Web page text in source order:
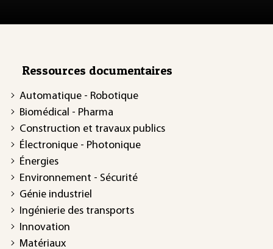
Ressources documentaires
Automatique - Robotique
Biomédical - Pharma
Construction et travaux publics
Électronique - Photonique
Énergies
Environnement - Sécurité
Génie industriel
Ingénierie des transports
Innovation
Matériaux